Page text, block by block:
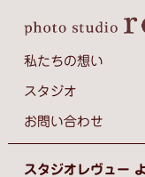
私たちの想い
スタジオ
お問い合わせ
スタジオレヴュー